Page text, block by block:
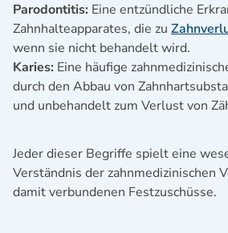
Parodontitis: Eine entzündliche
Zahnhalteapparates, die zu
wenn sie nicht behandelt wird.
Karies: Eine häufige
durch den Abbau von
und unbehandelt zum Verlust von
Jeder dieser Begriffe spielt eine
Verständnis der zahnmedizinischen
damit verbundenen Festzuschüsse.